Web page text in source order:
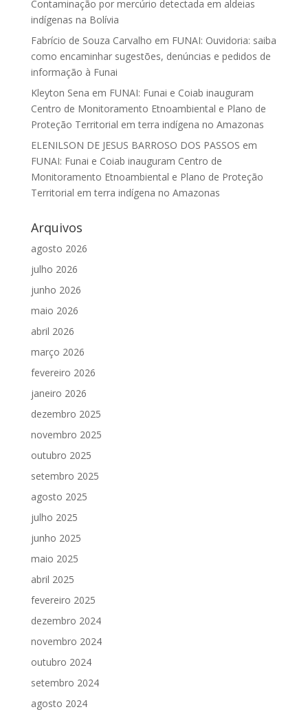
Contaminação por mercúrio detectada em aldeias
indígenas na Bolívia
Fabrício de Souza Carvalho em FUNAI: Ouvidoria: saiba
como encaminhar sugestões, denúncias e pedidos de
informação à Funai
Kleyton Sena em FUNAI: Funai e Coiab inauguram
Centro de Monitoramento Etnoambiental e Plano de
Proteção Territorial em terra indígena no Amazonas
ELENILSON DE JESUS BARROSO DOS PASSOS em
FUNAI: Funai e Coiab inauguram Centro de
Monitoramento Etnoambiental e Plano de Proteção
Territorial em terra indígena no Amazonas
Arquivos
agosto 2026
julho 2026
junho 2026
maio 2026
abril 2026
março 2026
fevereiro 2026
janeiro 2026
dezembro 2025
novembro 2025
outubro 2025
setembro 2025
agosto 2025
julho 2025
junho 2025
maio 2025
abril 2025
fevereiro 2025
dezembro 2024
novembro 2024
outubro 2024
setembro 2024
agosto 2024